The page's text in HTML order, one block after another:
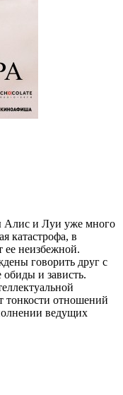
Алис и Луи уже много
катастрофа, в
ее неизбежной.
говорить друг с
обиды и зависть.
тонкости отношений
ведущих